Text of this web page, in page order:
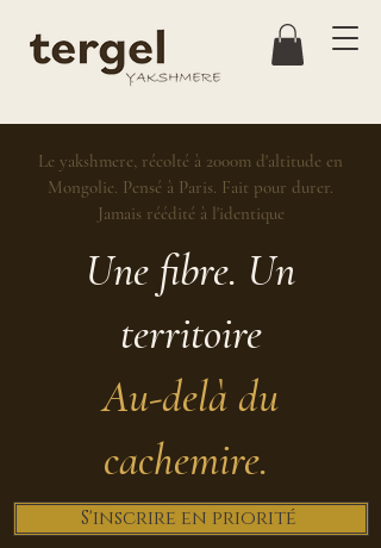
Le yakshmere, récolté à 2000m d'altitude en
Mongolie. Pensé à Paris. Fait pour durer.
Jamais réédité à l'identique
Une fibre. Un
territoire
Au-delà du
cachemire.
S'inscrire en priorité